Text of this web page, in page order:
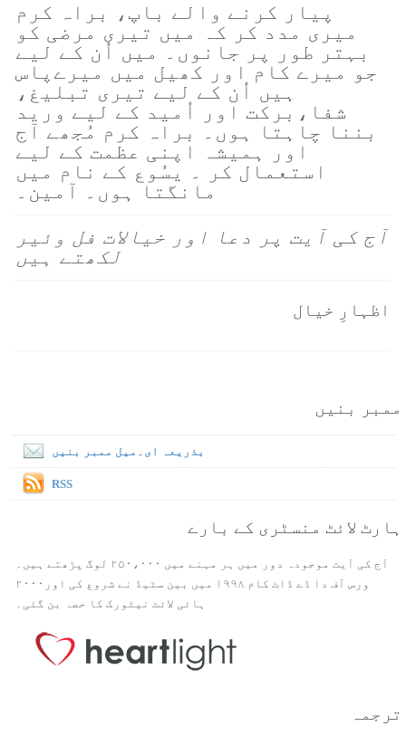
پیار کرنے والے باپ، براہ کرم
میری مدد کر کہ میں تیری مرضی کو
بہتر طور پر جانوں۔ میں اُن کے لیے
جو میرے کام اور کھیل میں میرےپاس
ہیں اُن کے لیے تیری تبلیغ،
شفا،برکت اور اُمید کے لیے ورید
بننا چاہتا ہوں۔ براہ کرم مُجھے آج
اور ہمیشہ اپنی عظمت کے لیے
استعمال کر ۔ یسُوع کے نام میں
مانگتا ہوں۔ آمین۔
آج کی آیت پر دعا اور خیالات فل وئیر
لکھتے ہیں
اظہارِ خیال
ممبر بنیں
بذریعہ ای۔میل ممبر بنیں
RSS
ہارٹ لائٹ منسٹری کے بارے
آج کی آیت موجودہ دور میں ہر مہنے میں ۲۵۰،۰۰۰ لوگ پڑھتے ہیں۔
ورس آف دا ڈے ڈاٹ کام ۱۹۹۸ میں بین سٹیڈ نے شروع کی اور۲۰۰۰
ہائی لائٹ نیٹورک کا حصہ بن گئی۔
ترجمہ